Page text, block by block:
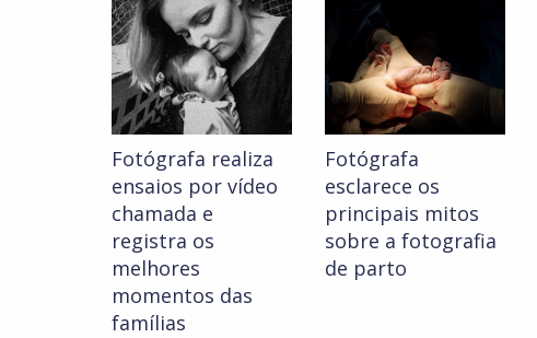
Fotógrafa realiza
ensaios por vídeo
chamada e
registra os
melhores
momentos das
famílias
Fotógrafa
esclarece os
principais mitos
sobre a fotografia
de parto